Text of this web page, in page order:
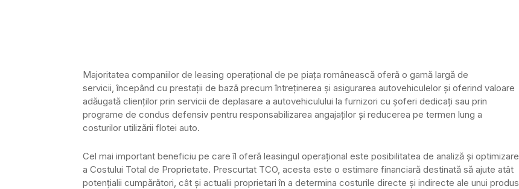
Majoritatea companiilor de leasing operaţional de pe piaţa românească oferă o gamă largă de
servicii, începând cu prestaţii de bază precum întreţinerea şi asigurarea autovehiculelor şi oferind valoare
adăugată clienţilor prin servicii de deplasare a autovehiculului la furnizori cu şoferi dedicaţi sau prin
programe de condus defensiv pentru responsabilizarea angajaţilor şi reducerea pe termen lung a
costurilor utilizării flotei auto.
Cel mai important beneficiu pe care îl oferă leasingul operaţional este posibilitatea de analiză şi optimizare
a Costului Total de Proprietate. Prescurtat TCO, acesta este o estimare financiară destinată să ajute atât
potenţialii cumpărători, cât şi actualii proprietari în a determina costurile directe şi indirecte ale unui produs